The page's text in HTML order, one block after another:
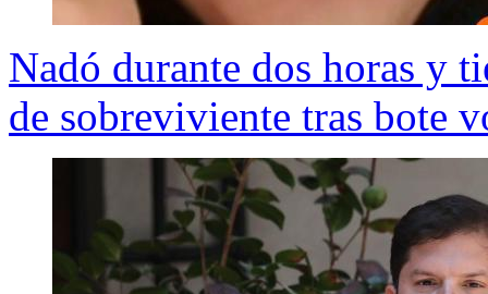
Nadó durante dos horas y
de sobreviviente tras bote